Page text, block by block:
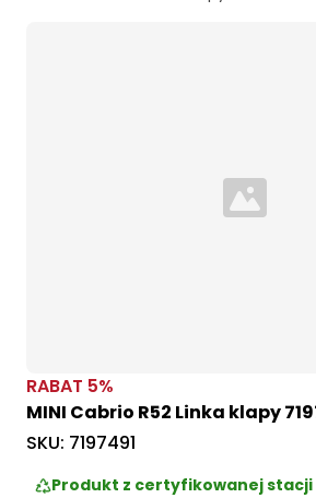
Loading...
RABAT 5%
MINI Cabrio R52 Linka klapy
SKU: 7197491
Produkt z certyfikowanej